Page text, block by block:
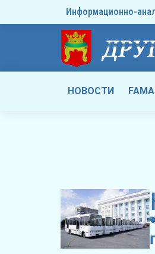
Информационно-
НОВОСТИ